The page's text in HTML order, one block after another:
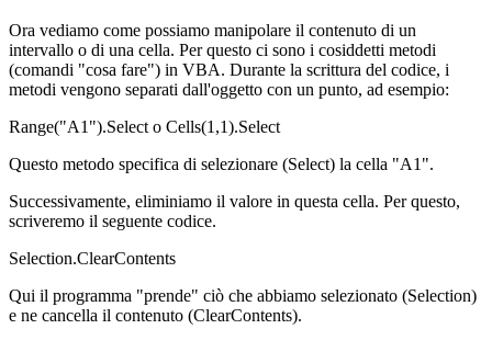
Ora vediamo come possiamo manipolare il contenuto di un
intervallo o di una cella. Per questo ci sono i cosiddetti metodi
(comandi "cosa fare") in VBA. Durante la scrittura del codice, i
metodi vengono separati dall'oggetto con un punto, ad esempio:
Range("A1").Select o Cells(1,1).Select
Questo metodo specifica di selezionare (Select) la cella "A1".
Successivamente, eliminiamo il valore in questa cella. Per questo,
scriveremo il seguente codice.
Selection.ClearContents
Qui il programma "prende" ciò che abbiamo selezionato (Selection)
e ne cancella il contenuto (ClearContents).